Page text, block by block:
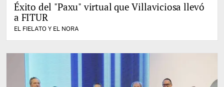
Éxito del "Paxu" virtual que Villaviciosa llevó
a FITUR
EL FIELATO Y EL NORA